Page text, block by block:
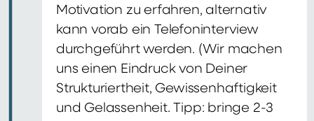
Motivation zu erfahren, alternativ
kann vorab ein Telefoninterview
durchgeführt werden. (Wir machen
uns einen Eindruck von Deiner
Strukturiertheit, Gewissenhaftigkeit
und Gelassenheit. Tipp: bringe 2-3